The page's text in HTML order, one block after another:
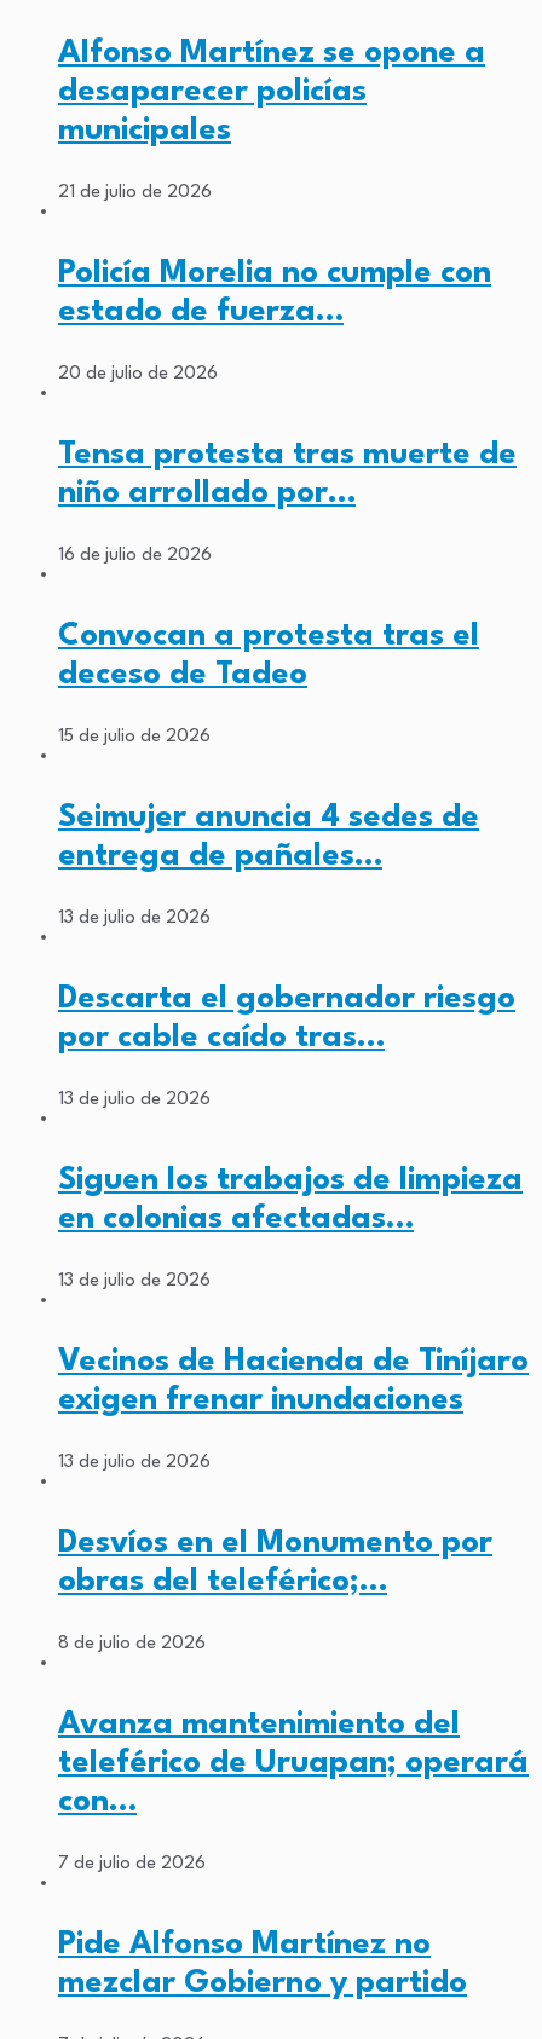
Alfonso Martínez se opone a
desaparecer policías
municipales
21 de julio de 2026
Policía Morelia no cumple con
estado de fuerza…
20 de julio de 2026
Tensa protesta tras muerte de
niño arrollado por…
16 de julio de 2026
Convocan a protesta tras el
deceso de Tadeo
15 de julio de 2026
Seimujer anuncia 4 sedes de
entrega de pañales…
13 de julio de 2026
Descarta el gobernador riesgo
por cable caído tras…
13 de julio de 2026
Siguen los trabajos de limpieza
en colonias afectadas…
13 de julio de 2026
Vecinos de Hacienda de Tiníjaro
exigen frenar inundaciones
13 de julio de 2026
Desvíos en el Monumento por
obras del teleférico;…
8 de julio de 2026
Avanza mantenimiento del
teleférico de Uruapan; operará
con…
7 de julio de 2026
Pide Alfonso Martínez no
mezclar Gobierno y partido